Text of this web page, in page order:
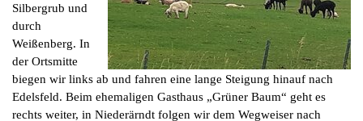
Silbergrub und
durch
Weißenberg. In
der Ortsmitte
biegen wir links ab und fahren eine lange Steigung hinauf nach
Edelsfeld. Beim ehemaligen Gasthaus „Grüner Baum“ geht es
rechts weiter, in Niederärndt folgen wir dem Wegweiser nach